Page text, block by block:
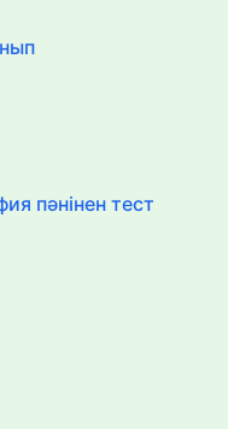
пәнінен тест